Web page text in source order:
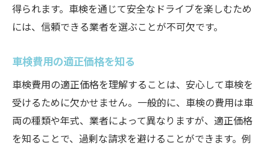
得られます。車検を通じて安全なドライブを楽しむため
には、信頼できる業者を選ぶことが不可欠です。
車検費用の適正価格を知る
車検費用の適正価格を理解することは、安心して車検を
受けるために欠かせません。一般的に、車検の費用は車
両の種類や年式、業者によって異なりますが、適正価格
を知ることで、過剰な請求を避けることができます。例